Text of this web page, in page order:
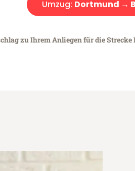
Umzug: Dortmund →
zu Ihrem Anliegen für die